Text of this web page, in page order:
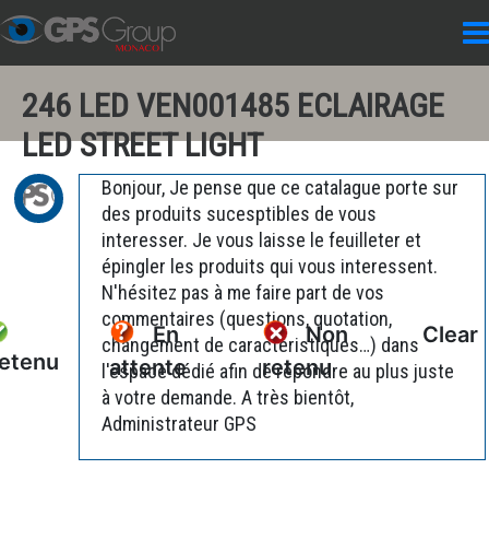
246 LED VEN001485 ECLAIRAGE
LED STREET LIGHT
En
attente
Non
retenu
Clear
Bonjour, Je pense que ce catalague porte sur
des produits sucesptibles de vous
interesser. Je vous laisse le feuilleter et
épingler les produits qui vous interessent.
N'hésitez pas à me faire part de vos
commentaires (questions, quotation,
changement de caractéristiques…) dans
l'espace dédié afin de répondre au plus juste
à votre demande. A très bientôt,
Administrateur GPS